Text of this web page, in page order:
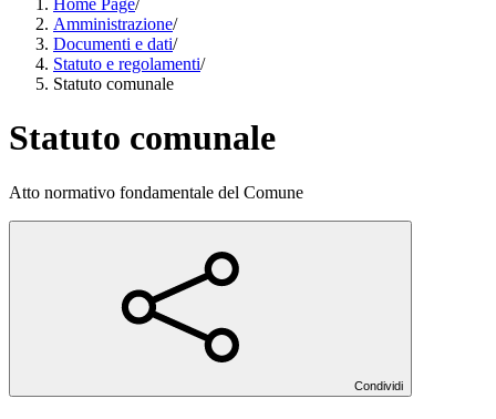
Home Page/
Amministrazione/
Documenti e dati/
Statuto e regolamenti/
Statuto comunale
Statuto comunale
Atto normativo fondamentale del Comune
Condividi